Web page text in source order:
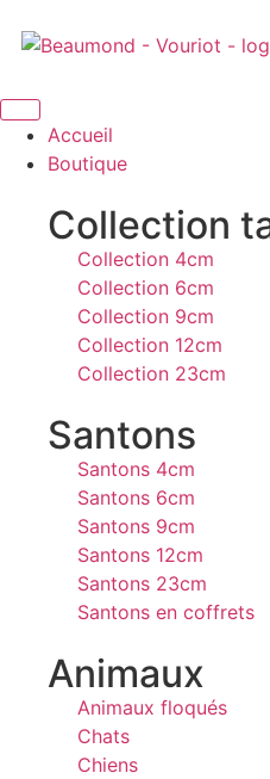
Accueil
Boutique
Collection
Collection 4cm
Collection 6cm
Collection 9cm
Collection 12cm
Collection 23cm
Santons
Santons 4cm
Santons 6cm
Santons 9cm
Santons 12cm
Santons 23cm
Santons en coffrets
Animaux
Animaux floqués
Chats
Chiens